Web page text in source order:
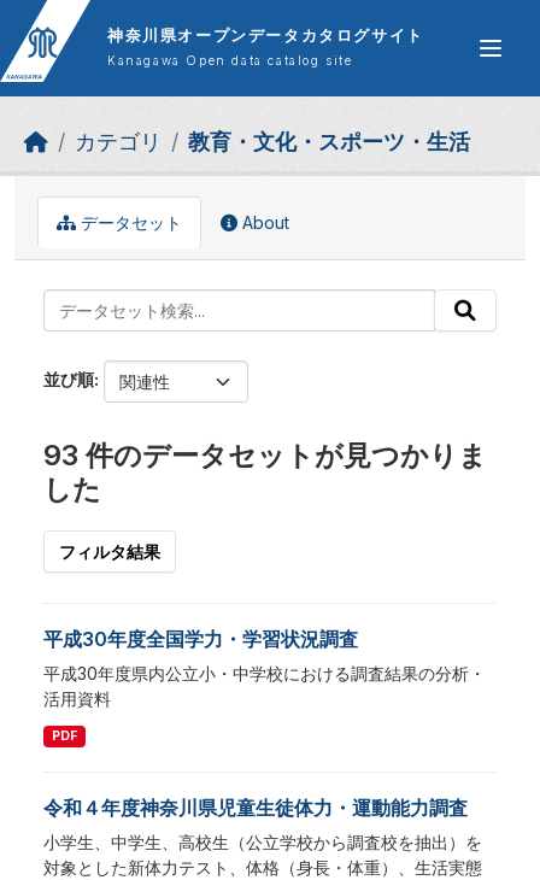
Skip to main content
神奈川県オープンデータカタログサイト
Kanagawa Open data catalog site
カテゴリ 教育・文化・スポーツ・生活
データセット About
並び順
93 件のデータセットが見つかりま
した
フィルタ結果
平成30年度全国学力・学習状況調査
平成30年度県内公立小・中学校における調査結果の分析・
活用資料
PDF
令和４年度神奈川県児童生徒体力・運動能力調査
小学生、中学生、高校生（公立学校から調査校を抽出）を
対象とした新体力テスト、体格（身長・体重）、生活実態